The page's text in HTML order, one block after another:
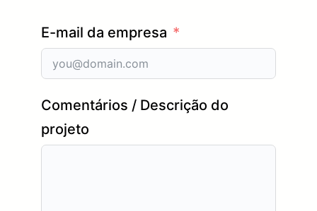
E-mail da empresa
Comentários / Descrição do
projeto